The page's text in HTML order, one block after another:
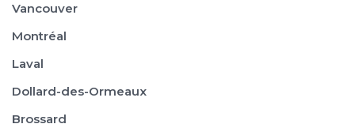
Vancouver
Montréal
Laval
Dollard-des-Ormeaux
Brossard